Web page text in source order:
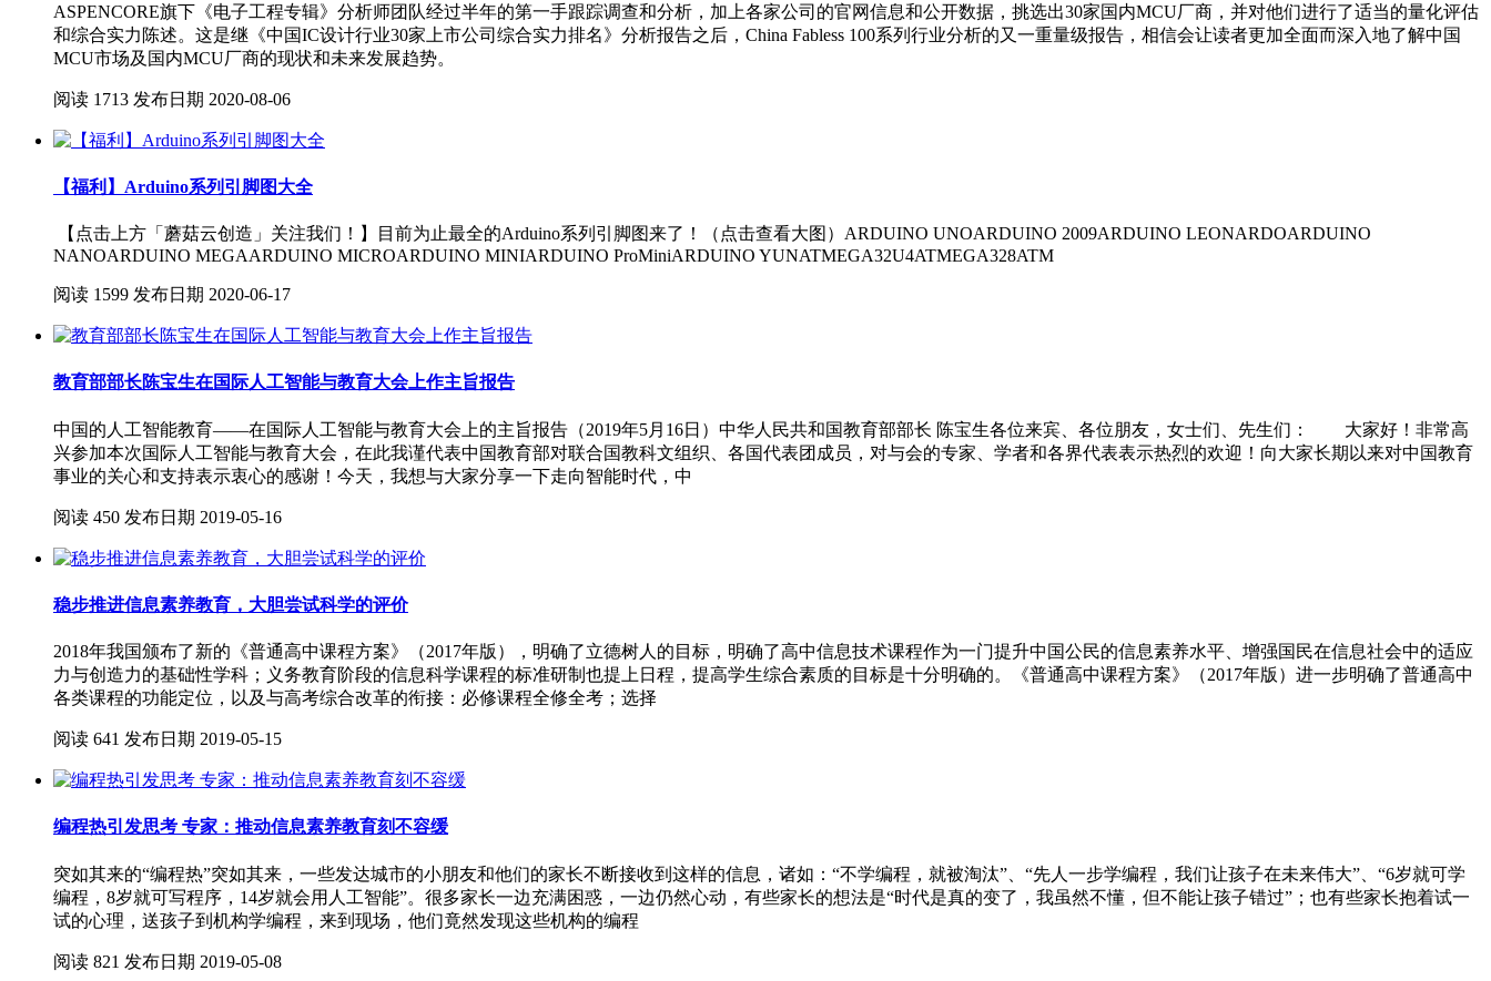
ASPENCORE旗下《电子工程专辑》分析师团队经过半年的第一手跟踪调查和分析，加上各家公司的官网信息和公开数据，挑选出30家国内MCU厂商，并对他们进行了适当的量化评估
和综合实力陈述。这是继《中国IC设计行业30家上市公司综合实力排名》分析报告之后，China Fabless 100系列行业分析的又一重量级报告，相信会让读者更加全面而深入地了解中国
MCU市场及国内MCU厂商的现状和未来发展趋势。
阅读 1713 发布日期 2020-08-06
【福利】Arduino系列引脚图大全
【点击上方「蘑菇云创造」关注我们！】目前为止最全的Arduino系列引脚图来了！（点击查看大图）ARDUINO UNOARDUINO 2009ARDUINO LEONARDOARDUINO
NANOARDUINO MEGAARDUINO MICROARDUINO MINIARDUINO ProMiniARDUINO YUNATMEGA32U4ATMEGA328ATM
阅读 1599 发布日期 2020-06-17
教育部部长陈宝生在国际人工智能与教育大会上作主旨报告
中国的人工智能教育——在国际人工智能与教育大会上的主旨报告（2019年5月16日）中华人民共和国教育部部长 陈宝生各位来宾、各位朋友，女士们、先生们： 大家好！非常高
兴参加本次国际人工智能与教育大会，在此我谨代表中国教育部对联合国教科文组织、各国代表团成员，对与会的专家、学者和各界代表表示热烈的欢迎！向大家长期以来对中国教育
事业的关心和支持表示衷心的感谢！今天，我想与大家分享一下走向智能时代，中
阅读 450 发布日期 2019-05-16
稳步推进信息素养教育，大胆尝试科学的评价
2018年我国颁布了新的《普通高中课程方案》（2017年版），明确了立德树人的目标，明确了高中信息技术课程作为一门提升中国公民的信息素养水平、增强国民在信息社会中的适应
力与创造力的基础性学科；义务教育阶段的信息科学课程的标准研制也提上日程，提高学生综合素质的目标是十分明确的。《普通高中课程方案》（2017年版）进一步明确了普通高中
各类课程的功能定位，以及与高考综合改革的衔接：必修课程全修全考；选择
阅读 641 发布日期 2019-05-15
编程热引发思考 专家：推动信息素养教育刻不容缓
突如其来的“编程热”突如其来，一些发达城市的小朋友和他们的家长不断接收到这样的信息，诸如：“不学编程，就被淘汰”、“先人一步学编程，我们让孩子在未来伟大”、“6岁就可学
编程，8岁就可写程序，14岁就会用人工智能”。很多家长一边充满困惑，一边仍然心动，有些家长的想法是“时代是真的变了，我虽然不懂，但不能让孩子错过”；也有些家长抱着试一
试的心理，送孩子到机构学编程，来到现场，他们竟然发现这些机构的编程
阅读 821 发布日期 2019-05-08